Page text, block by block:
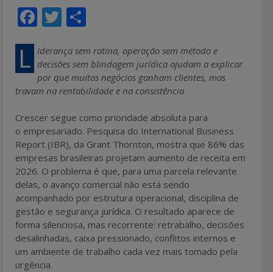
F
ac
e
b
o
o
k
T
w
itt
er
ar
e
L iderança sem rotina, operação sem método e
decisões sem blindagem jurídica ajudam a explicar
por que muitos negócios ganham clientes, mas
travam na rentabilidade e na consistência
Crescer segue como prioridade absoluta para
o empresariado. Pesquisa do International Business
Report (IBR), da Grant Thornton, mostra que 86% das
empresas brasileiras projetam aumento de receita em
2026. O problema é que, para uma parcela relevante
delas, o avanço comercial não está sendo
acompanhado por estrutura operacional, disciplina de
gestão e segurança jurídica. O resultado aparece de
forma silenciosa, mas recorrente: retrabalho, decisões
desalinhadas, caixa pressionado, conflitos internos e
um ambiente de trabalho cada vez mais tomado pela
urgência.